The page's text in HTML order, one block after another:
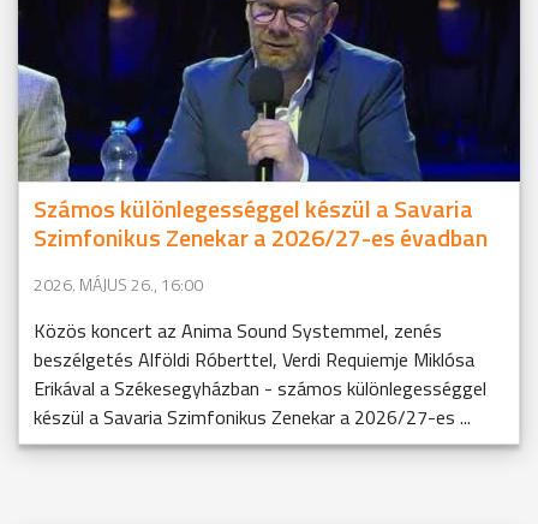
Számos különlegességgel készül a Savaria
Szimfonikus Zenekar a 2026/27-es évadban
2026. MÁJUS 26., 16:00
Közös koncert az Anima Sound Systemmel, zenés
beszélgetés Alföldi Róberttel, Verdi Requiemje Miklósa
Erikával a Székesegyházban - számos különlegességgel
készül a Savaria Szimfonikus Zenekar a 2026/27-es ...